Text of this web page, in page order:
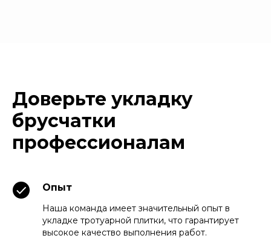
Доверьте укладку
брусчатки
профессионалам
Опыт
Наша команда имеет значительный опыт в
укладке тротуарной плитки, что гарантирует
высокое качество выполнения работ.